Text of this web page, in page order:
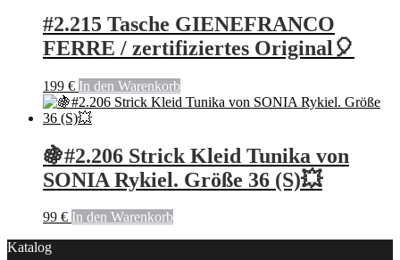
#2.215 Tasche GIENEFRANCO
FERRE / zertifiziertes Original🎈
199 € In den Warenkorb
🍇#2.206 Strick Kleid Tunika von
SONIA Rykiel. Größe 36 (S)💥
99 € In den Warenkorb
Katalog